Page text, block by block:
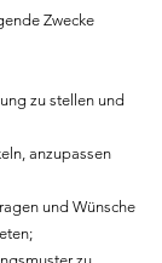
Zwecke
zu stellen und
anzupassen
und Wünsche